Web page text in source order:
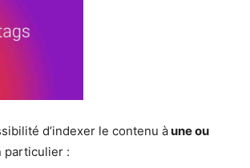
d’indexer le contenu àune ou
particulier :